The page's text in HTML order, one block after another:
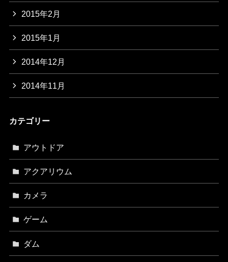
2015年2月
2015年1月
2014年12月
2014年11月
カテゴリー
アウトドア
アクアリウム
カメラ
ゲーム
ダム